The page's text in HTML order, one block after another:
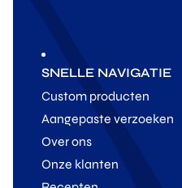
SNELLE NAVIGATIE
Custom producten
Aangepaste verzoeken
Over ons
Onze klanten